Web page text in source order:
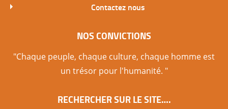
Contactez nous
NOS CONVICTIONS
"Chaque peuple, chaque culture, chaque homme est
un trésor pour l'humanité. "
RECHERCHER SUR LE SITE….